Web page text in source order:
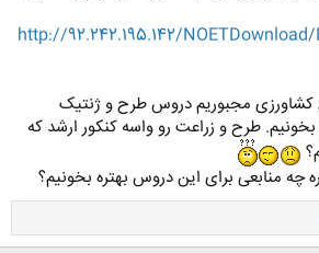
http://92.242.195.142/
کشاورزی مجبوریم دروس طرح و ژنتیک
طرح و زراعت رو واسه کنکور ارشد که
چه منابعی برای این دروس بهتره بخونیم؟